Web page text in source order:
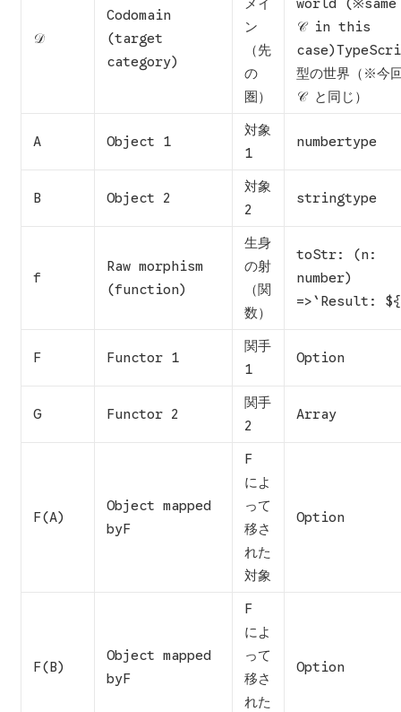
𝒟
Codomain
(target
category)
ン
（先
の
圏）
𝒞 in this
型の世界（※今
𝒞 と同じ）
A Object 1
対象
1
numbertype
B Object 2
対象
2
stringtype
f
Raw morphism
(function)
生身
の射
（関
数）
toStr: (n:
number)
=>`Result:
F Functor 1
関手
1
Option
G Functor 2
関手
2
Array
F(A)
Object mapped
byF
F
によ
って
移さ
れた
対象
Option
F(B)
Object mapped
byF
F
によ
って
移さ
れた
Option